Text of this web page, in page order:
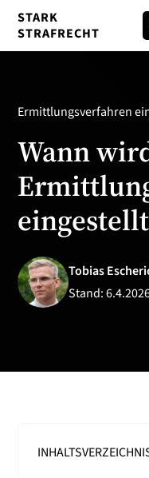
STARK
STRAFRECHT
Ermittlungsverfahren
Wann
Tobias
Stand: